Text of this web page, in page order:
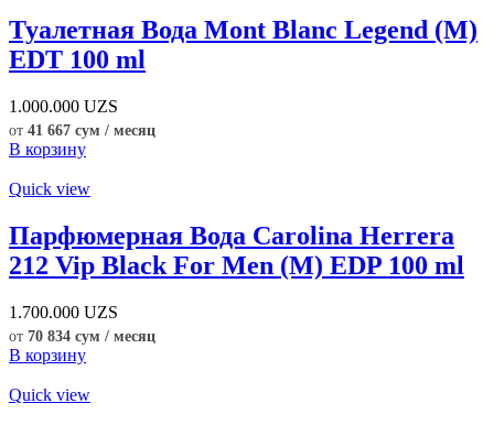
Туалетная Вода Mont Blanc Legend (M)
EDT 100 ml
1.000.000 UZS
от 41 667 сум / месяц
В корзину
Quick view
Парфюмерная Вода Carolina Herrera
212 Vip Black For Men (M) EDP 100 ml
1.700.000 UZS
от 70 834 сум / месяц
В корзину
Quick view